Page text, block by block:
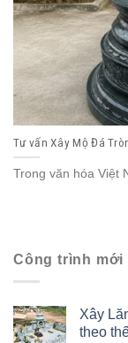
Tư vấn Xây Mộ Đá
Trong văn hóa Việt
Công trình mới
Xây
theo